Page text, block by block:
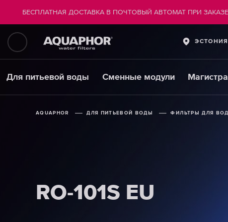
ЭСТОНИЯ
Для питьевой воды Сменные модули
БЕСПЛАТНАЯ ДОСТАВКА В ПОЧТОВЫЙ АВТОМАТ ПРИ
AQUAPHOR ДЛЯ ПИТЬЕВОЙ ВОДЫ ФИЛЬТРЫ ДЛЯ
RO-101S EU
AQUAPHOR ДЛЯ ПИТЬЕВОЙ ВОДЫ ФИЛЬТРЫ ДЛЯ
RO-101S EU
AQUAPHOR ДЛЯ ПИТЬЕВОЙ ВОДЫ ФИЛЬТРЫ ДЛЯ
RO-101S EU